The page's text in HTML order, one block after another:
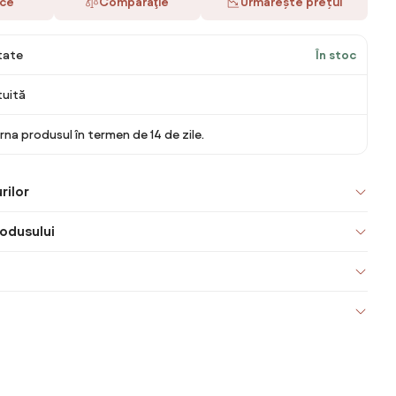
În stoc
produsul în termen de 14 de zile.